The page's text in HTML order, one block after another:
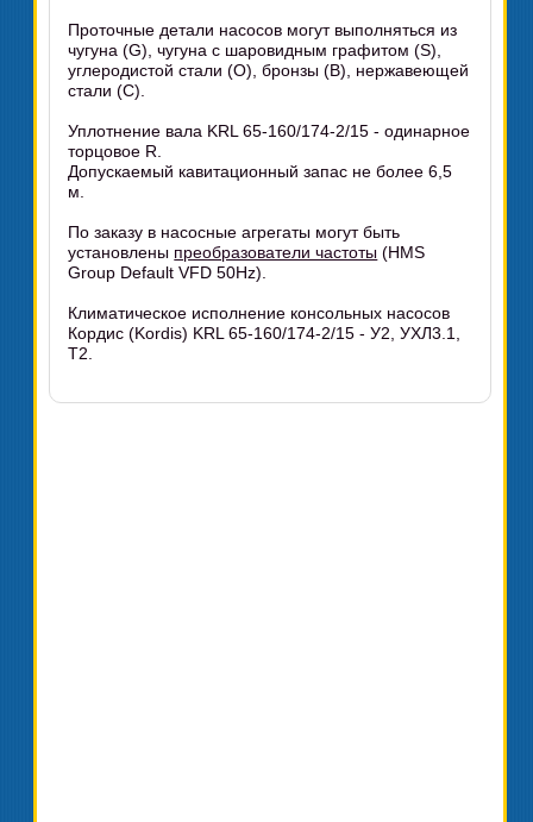
Проточные детали насосов могут выполняться из
чугуна (G), чугуна с шаровидным графитом (S),
углеродистой стали (O), бронзы (B), нержавеющей
стали (C).
Уплотнение вала KRL 65-160/174-2/15 - одинарное
торцовое R.
Допускаемый кавитационный запас не более 6,5
м.
По заказу в насосные агрегаты могут быть
установлены преобразователи частоты (HMS
Group Default VFD 50Hz).
Климатическое исполнение консольных насосов
Кордис (Kordis) KRL 65-160/174-2/15 - У2, УХЛ3.1,
Т2.